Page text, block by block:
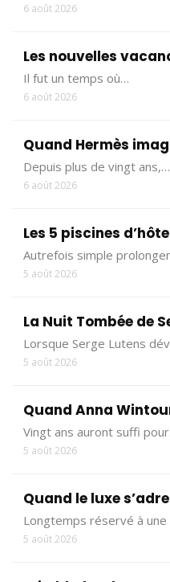
6 août 2026
Les nouvelles
Il fut un temps où…
6 août 2026
Quand Hermès
Depuis plus de vingt ans,…
6 août 2026
Les 5 piscines
Autrefois simple
5 août 2026
La Nuit Tombée de
Lorsque Serge Lutens
5 août 2026
Quand Anna
Vingt ans auront suffi
5 août 2026
Quand le luxe
Longtemps réservé à
5 août 2026